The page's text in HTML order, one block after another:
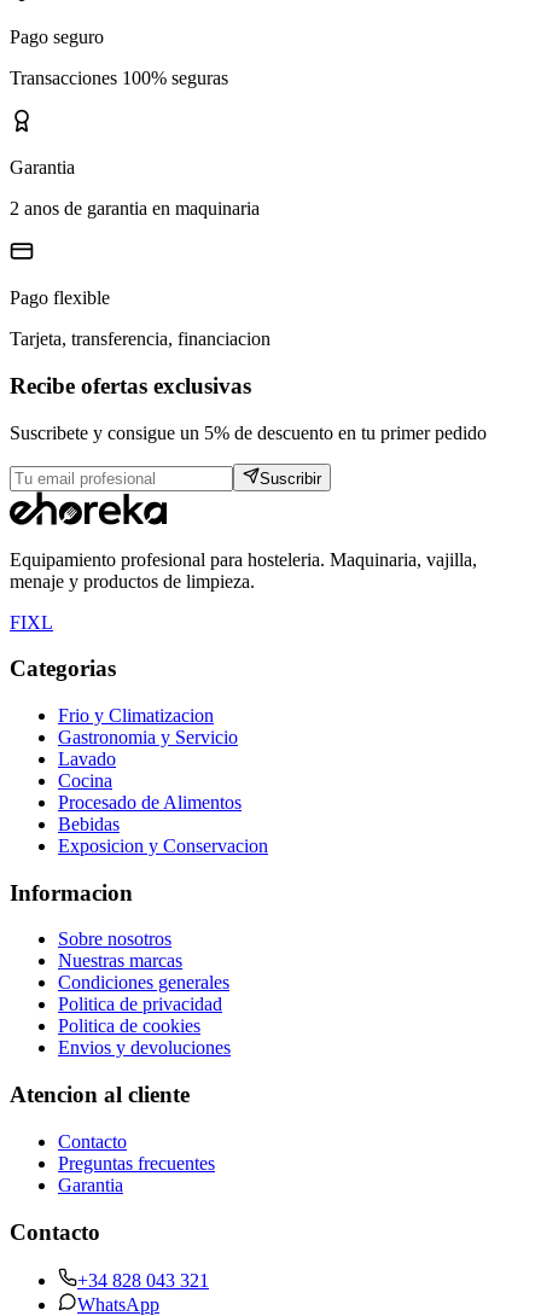
Pago seguro
Transacciones 100% seguras
Garantia
2 anos de garantia en maquinaria
Pago flexible
Tarjeta, transferencia, financiacion
Recibe ofertas exclusivas
Suscribete y consigue un 5% de descuento en tu primer pedido
Suscribir
Equipamiento profesional para hosteleria. Maquinaria, vajilla,
menaje y productos de limpieza.
FIXL
Categorias
Frio y Climatizacion
Gastronomia y Servicio
Lavado
Cocina
Procesado de Alimentos
Bebidas
Exposicion y Conservacion
Informacion
Sobre nosotros
Nuestras marcas
Condiciones generales
Politica de privacidad
Politica de cookies
Envios y devoluciones
Atencion al cliente
Contacto
Preguntas frecuentes
Garantia
Contacto
+34 828 043 321
WhatsApp